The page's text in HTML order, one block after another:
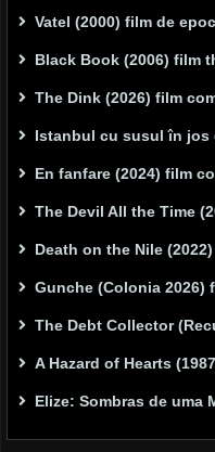
Vatel (2000) film de
Black Book (2006) film
The Dink (2026) film
Istanbul cu susul în jos
En fanfare (2024) film
The Devil All the Time
Death on the Nile
Gunche (Colonia 2026)
The Debt Collector
A Hazard of Hearts
Elize: Sombras de uma